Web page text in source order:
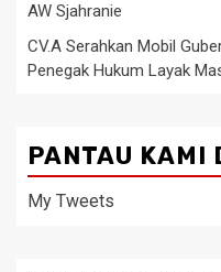
AW Sjahranie
CV.A Serahkan Mobil
Penegak Hukum Layak
PANTAU KAMI
My Tweets